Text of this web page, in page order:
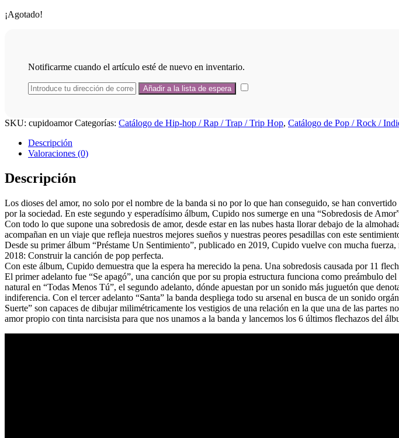
¡Agotado!
Notificarme cuando el artículo esté de nuevo en inventario.
SKU: cupidoamor Categorías: Catálogo de Hip-hop / Rap / Trap / Trip Hop, Catálogo de Pop / Rock /
Descripción
Valoraciones (0)
Descripción
Los dioses del amor, no solo por el nombre de la banda si no por lo que han conseguido, se han
por la sociedad. En este segundo y esperadísimo álbum, Cupido nos sumerge en una “Sobredosis de
Con todo lo que supone una sobredosis de amor, desde estar en las nubes hasta llorar debajo de la
acompañan en un viaje que refleja nuestros mejores sueños y nuestras peores pesadillas con este
Desde su primer álbum “Préstame Un Sentimiento”, publicado en 2019, Cupido vuelve con mucha
2018: Construir la canción de pop perfecta.
Con este álbum, Cupido demuestra que la espera ha merecido la pena. Una sobredosis causada por 11
El primer adelanto fue “Se apagó”, una canción que por su propia estructura funciona como preámbulo
natural en “Todas Menos Tú”, el segundo adelanto, dónde apuestan por un sonido más juguetón que
indiferencia. Con el tercer adelanto “Santa” la banda despliega todo su arsenal en busca de un sonido
Suerte” son capaces de dibujar milimétricamente los vestigios de una relación en la que una de las
amor propio con tinta narcisista para que nos unamos a la banda y lancemos los 6 últimos flechazos del